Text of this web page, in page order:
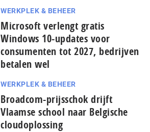
WERKPLEK & BEHEER
Microsoft verlengt gratis
Windows 10-updates voor
consumenten tot 2027, bedrijven
betalen wel
WERKPLEK & BEHEER
Broadcom-prijsschok drijft
Vlaamse school naar Belgische
cloudoplossing